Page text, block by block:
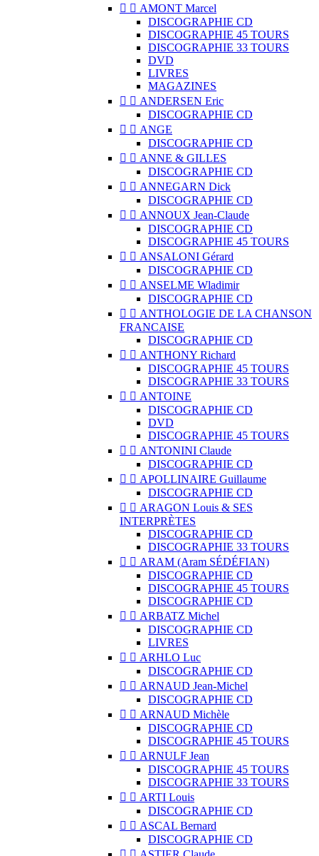
  AMONT Marcel
DISCOGRAPHIE CD
DISCOGRAPHIE 45 TOURS
DISCOGRAPHIE 33 TOURS
DVD
LIVRES
MAGAZINES
  ANDERSEN Eric
DISCOGRAPHIE CD
  ANGE
DISCOGRAPHIE CD
  ANNE & GILLES
DISCOGRAPHIE CD
  ANNEGARN Dick
DISCOGRAPHIE CD
  ANNOUX Jean-Claude
DISCOGRAPHIE CD
DISCOGRAPHIE 45 TOURS
  ANSALONI Gérard
DISCOGRAPHIE CD
  ANSELME Wladimir
DISCOGRAPHIE CD
  ANTHOLOGIE DE LA CHANSON
FRANCAISE
DISCOGRAPHIE CD
  ANTHONY Richard
DISCOGRAPHIE 45 TOURS
DISCOGRAPHIE 33 TOURS
  ANTOINE
DISCOGRAPHIE CD
DVD
DISCOGRAPHIE 45 TOURS
  ANTONINI Claude
DISCOGRAPHIE CD
  APOLLINAIRE Guillaume
DISCOGRAPHIE CD
  ARAGON Louis & SES
INTERPRÈTES
DISCOGRAPHIE CD
DISCOGRAPHIE 33 TOURS
  ARAM (Aram SÉDÉFIAN)
DISCOGRAPHIE CD
DISCOGRAPHIE 45 TOURS
DISCOGRAPHIE CD
  ARBATZ Michel
DISCOGRAPHIE CD
LIVRES
  ARHLO Luc
DISCOGRAPHIE CD
  ARNAUD Jean-Michel
DISCOGRAPHIE CD
  ARNAUD Michèle
DISCOGRAPHIE CD
DISCOGRAPHIE 45 TOURS
  ARNULF Jean
DISCOGRAPHIE 45 TOURS
DISCOGRAPHIE 33 TOURS
  ARTI Louis
DISCOGRAPHIE CD
  ASCAL Bernard
DISCOGRAPHIE CD